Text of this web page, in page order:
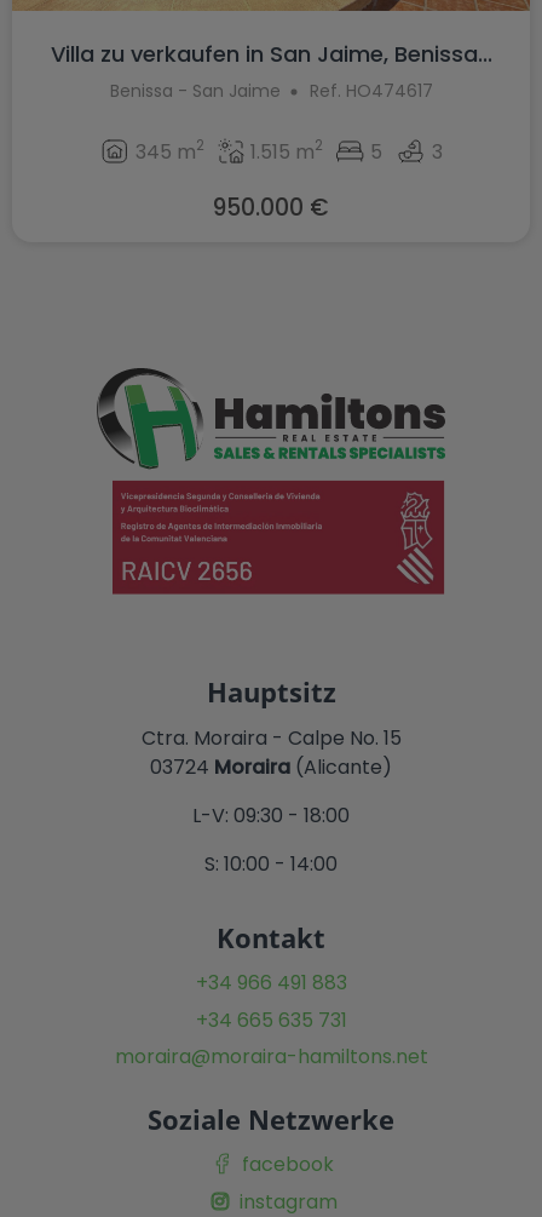
Villa zu verkaufen in San Jaime, Benissa...
Benissa - San Jaime Ref. HO474617
345 m2 1.515 m2 5 3
950.000 €
Hauptsitz
Ctra. Moraira - Calpe No. 15
03724 Moraira (Alicante)
L-V: 09:30 - 18:00
S: 10:00 - 14:00
Kontakt
+34 966 491 883
+34 665 635 731
moraira@moraira-hamiltons.net
Soziale Netzwerke
facebook
instagram